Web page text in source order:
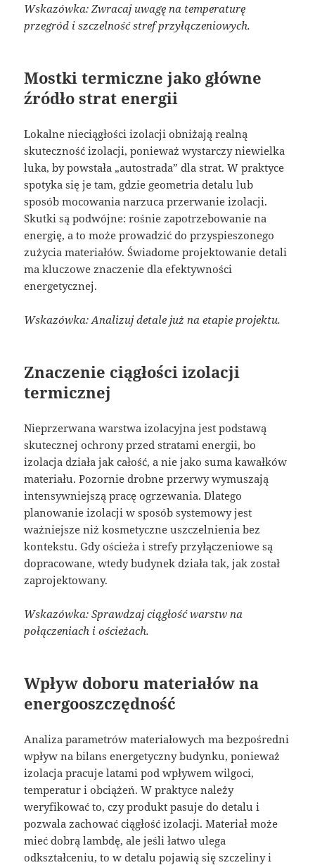
Wskazówka: Zwracaj uwagę na temperaturę
przegród i szczelność stref przyłączeniowych.
Mostki termiczne jako główne
źródło strat energii
Lokalne nieciągłości izolacji obniżają realną
skuteczność izolacji, ponieważ wystarczy niewielka
luka, by powstała „autostrada” dla strat. W praktyce
spotyka się je tam, gdzie geometria detalu lub
sposób mocowania narzuca przerwanie izolacji.
Skutki są podwójne: rośnie zapotrzebowanie na
energię, a to może prowadzić do przyspieszonego
zużycia materiałów. Świadome projektowanie detali
ma kluczowe znaczenie dla efektywności
energetycznej.
Wskazówka: Analizuj detale już na etapie projektu.
Znaczenie ciągłości izolacji
termicznej
Nieprzerwana warstwa izolacyjna jest podstawą
skutecznej ochrony przed stratami energii, bo
izolacja działa jak całość, a nie jako suma kawałków
materiału. Pozornie drobne przerwy wymuszają
intensywniejszą pracę ogrzewania. Dlatego
planowanie izolacji w sposób systemowy jest
ważniejsze niż kosmetyczne uszczelnienia bez
kontekstu. Gdy ościeża i strefy przyłączeniowe są
dopracowane, wtedy budynek działa tak, jak został
zaprojektowany.
Wskazówka: Sprawdzaj ciągłość warstw na
połączeniach i ościeżach.
Wpływ doboru materiałów na
energooszczędność
Analiza parametrów materiałowych ma bezpośredni
wpływ na bilans energetyczny budynku, ponieważ
izolacja pracuje latami pod wpływem wilgoci,
temperatur i obciążeń. W praktyce należy
weryfikować to, czy produkt pasuje do detalu i
pozwala zachować ciągłość izolacji. Materiał może
mieć dobrą lambdę, ale jeśli łatwo ulega
odkształceniu, to w detalu pojawią się szczeliny i